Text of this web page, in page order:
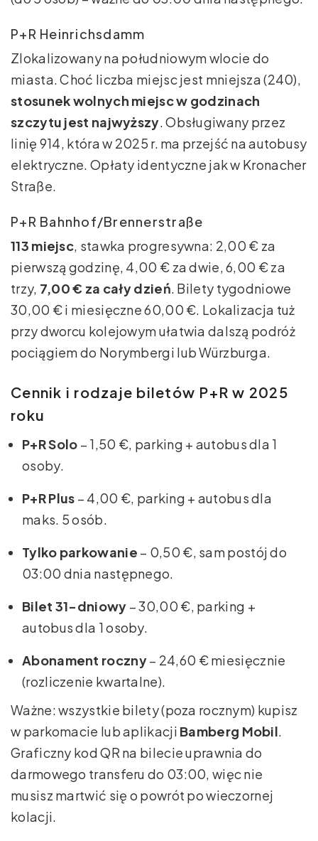
P+R Heinrichsdamm
Zlokalizowany na południowym wlocie do
miasta. Choć liczba miejsc jest mniejsza (240),
stosunek wolnych miejsc w godzinach
szczytu jest najwyższy. Obsługiwany przez
linię 914, która w 2025 r. ma przejść na autobusy
elektryczne. Opłaty identyczne jak w Kronacher
Straße.
P+R Bahnhof/Brennerstraße
113 miejsc, stawka progresywna: 2,00 € za
pierwszą godzinę, 4,00 € za dwie, 6,00 € za
trzy, 7,00 € za cały dzień. Bilety tygodniowe
30,00 € i miesięczne 60,00 €. Lokalizacja tuż
przy dworcu kolejowym ułatwia dalszą podróż
pociągiem do Norymbergi lub Würzburga.
Cennik i rodzaje biletów P+R w 2025
roku
P+R Solo – 1,50 €, parking + autobus dla 1
osoby.
P+R Plus – 4,00 €, parking + autobus dla
maks. 5 osób.
Tylko parkowanie – 0,50 €, sam postój do
03:00 dnia następnego.
Bilet 31-dniowy – 30,00 €, parking +
autobus dla 1 osoby.
Abonament roczny– 24,60 € miesięcznie
(rozliczenie kwartalne).
Ważne: wszystkie bilety (poza rocznym) kupisz
w parkomacie lub aplikacji Bamberg Mobil.
Graficzny kod QR na bilecie uprawnia do
darmowego transferu do 03:00, więc nie
musisz martwić się o powrót po wieczornej
kolacji.